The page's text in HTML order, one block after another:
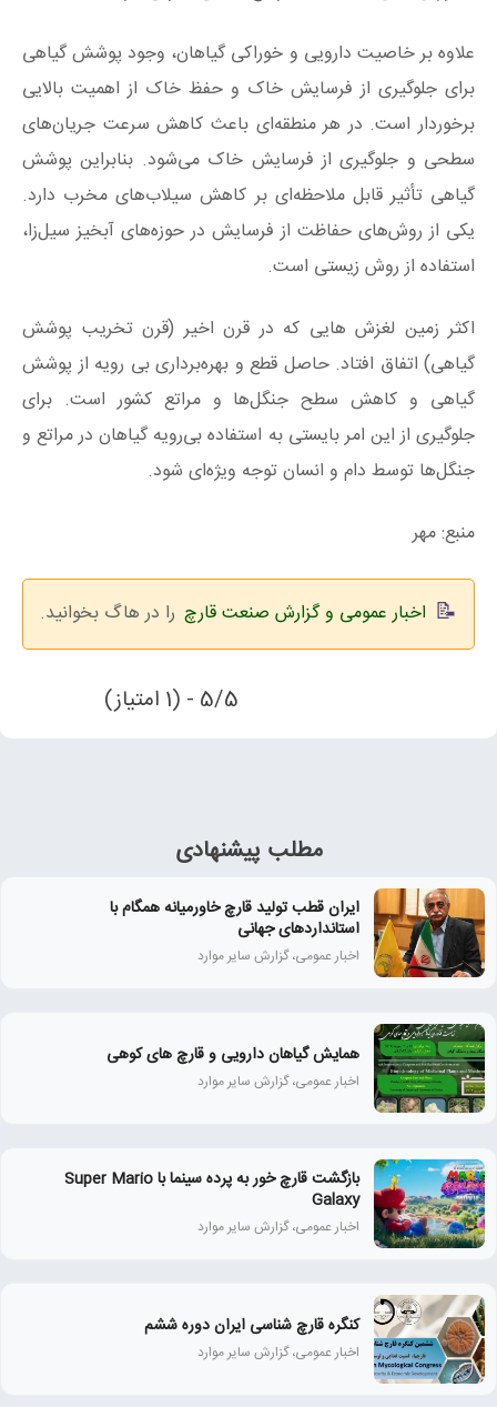
علاوه بر خاصیت دارویی و خوراکی گیاهان، وجود پوشش گیاهی
برای جلوگیری از فرسایش خاک و حفظ خاک از اهمیت بالایی
برخوردار است. در هر منطقه‌ای باعث کاهش سرعت جریان‌های
سطحی و جلوگیری از فرسایش خاک می‌شود. بنابراین پوشش
گیاهی تأثیر قابل ملاحظه‌ای بر کاهش سیلاب‌های مخرب دارد.
یکی از روش‌های حفاظت از فرسایش در حوزه‌های آبخیز سیل‌زا،
استفاده از روش زیستی است.
اکثر زمین لغزش‌ هایی که در قرن اخیر (قرن تخریب پوشش
گیاهی) اتفاق افتاد. حاصل قطع و بهره‌برداری بی رویه از پوشش
گیاهی و کاهش سطح جنگل‌ها و مراتع کشور است. برای
جلوگیری از این امر بایستی به استفاده بی‌رویه گیاهان در مراتع و
جنگل‌ها توسط دام و انسان توجه ویژه‌ای شود.
منبع: مهر
اخبار عمومی و گزارش صنعت قارچ را در هاگ بخوانید.
5/5 - (1 امتیاز)
مطلب پیشنهادی
ایران قطب تولید قارچ خاورمیانه همگام با
استانداردهای جهانی
اخبار عمومی، گزارش سایر موارد
همايش گياهان دارويی و قارچ‌ های كوهی
اخبار عمومی، گزارش سایر موارد
بازگشت قارچ خور به پرده سینما با Super Mario
Galaxy
اخبار عمومی، گزارش سایر موارد
کنگره قارچ شناسی ایران دوره ششم
اخبار عمومی، گزارش سایر موارد